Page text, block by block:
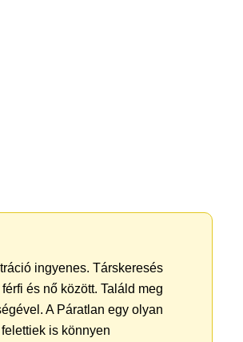
ingyenes. Társkeresés
és nő között. Találd meg
A Páratlan egy olyan
is könnyen